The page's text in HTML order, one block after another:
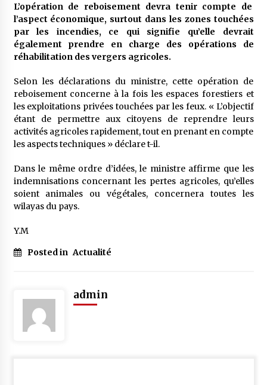
Tradition orale/ D’où viennent les contes et à
5 ans ago
L’opération de reboisement devra tenir compte de
l’aspect économique, surtout dans les zones touchées
par les incendies, ce qui signifie qu’elle devrait
également prendre en charge des opérations de
réhabilitation des vergers agricoles.
Selon les déclarations du ministre, cette opération de
reboisement concerne à la fois les espaces forestiers et
les exploitations privées touchées par les feux. « L’objectif
étant de permettre aux citoyens de reprendre leurs
activités agricoles rapidement, tout en prenant en compte
les aspects techniques » déclare t-il.
Dans le même ordre d’idées, le ministre affirme que les
indemnisations concernant les pertes agricoles, qu’elles
soient animales ou végétales, concernera toutes les
wilayas du pays.
Y.M
Posted in Actualité
admin